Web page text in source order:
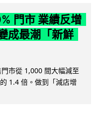
門市 業績反增
成最潮「新鮮
市從 1,000 間大幅減至
1.4 倍。做到「減店增